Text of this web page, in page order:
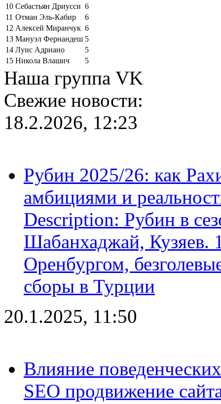
10 Себастьян Дриусси 6
11 Отман Эль-Кабир
6
12 Алексей Миранчук 6
13 Мануэл Фернандеш 5
14 Луис Адриано
5
15 Никола Влашич 5
Наша группа VK
Свежие новости:
18.2.2026, 12:23
Рубин 2025/26: как
амбициями и
Description: Рубин в
Шабанхаджай, Кузяев.
Оренбургом,
сборы в Турции
20.1.2025, 11:50
Влияние
SEO продвижение